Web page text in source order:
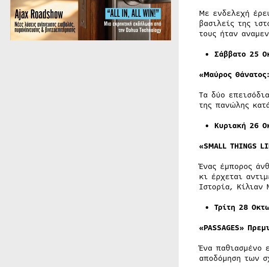
Με ενδελεχή
βασιλείς της
τους ήταν
Σάββατο 25
«Μαύρος
Τα δύο
της πανώλης
Κυριακή 26
«SMALL THINGS
Ένας έμπορος
κι έρχεται
Ιστορία, Κίλιαν
Τρίτη 28
«PASSAGES»
Ένα παθιασμένο
αποδόμηση των